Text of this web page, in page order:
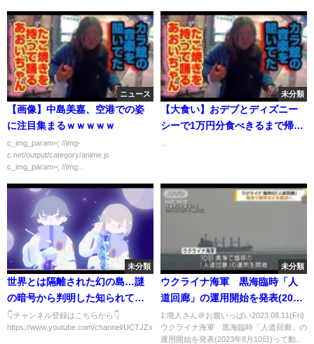
ニュース
【画像】中島美嘉、空港での姿
に注目集まるｗｗｗｗｗ
c_img_param=; //img-
c.net/output/category/anime.js
c_img_param=; //img...
未分類
【大食い】おデブとディズニー
シーで1万円分食べきるまで帰れ
未分類
世界とは隔離された幻の島…謎
の暗号から判明した知られてい
ない高度文明と宇宙人との関係
【総集編】
👇チャンネル登録はこちらから👇
https://www.youtube.com/channel/UCTJZxEAFru9YQMunxEpZa...
未分類
ウクライナ海軍 黒海臨時「人
道回廊」の運用開始を発表(2023
年8月10日)
1:廃人さん＠お腹いっぱい2023.08.11(Fri)
ウクライナ海軍 黒海臨時「人道回廊」の
運用開始を発表(2023年8月10日)って動...